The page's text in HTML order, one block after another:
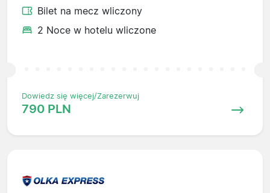
Bilet na mecz wliczony
2 Noce w hotelu wliczone
Dowiedz się więcej/Zarezerwuj
790 PLN